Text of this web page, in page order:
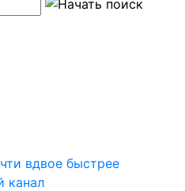
вдвое быстрее
канал